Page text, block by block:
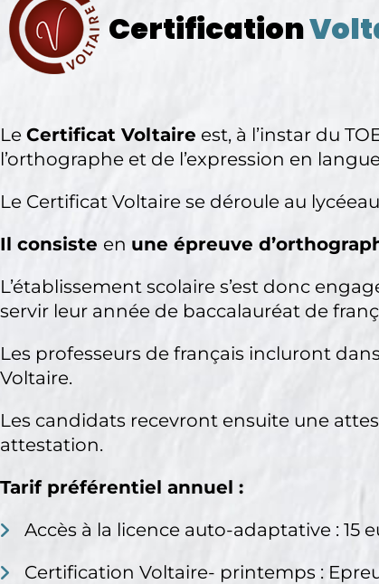
Certification
Le Certificat Voltaire est, à l’instar du
l’orthographe et de l’expression en
Le Certificat Voltaire se déroule au
Il consiste en une épreuve
L’établissement scolaire s’est donc
servir leur année de baccalauréat de
Les professeurs de français incluront
Voltaire.
Les candidats recevront ensuite une
attestation.
Tarif préférentiel annuel :
Accès à la licence auto-adaptative : 15
Certification Voltaire- printemps :